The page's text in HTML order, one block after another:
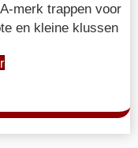
merk trappen voor
en kleine klussen